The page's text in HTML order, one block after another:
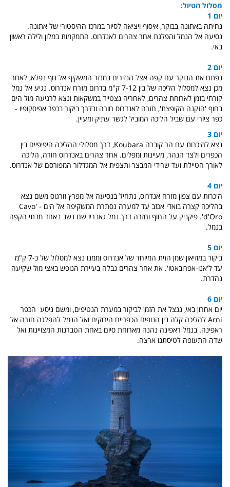
מסלול הטיול:
יום 1
נחיתה באתונה בבוקר, איסוף ויציאה לסיור במרכז ההיסטורי של אתונה.
נסיעה אל הנמל והפלגת אחר צהרים לאנדרוס. התמקמות במלון ולילה ראשון
באי.
יום 2
נפתח את הבוקר עם קפה אצל הנזירים במנזר המשקיף אל נוף נפלא, לאחר
מכן נצא למסלול הליכה של בין 7-12 ק"מ בדרום מזרח אנדרוס. נגיע אל נמל
קורתי בזמן לארוחת צהרים, לאחריה נצטייד במשקאות ונצא לרגיעה מול הים
בחוף 'הזקנה הקופצת', חזרה לאנדרוס חורה ובדרך ביקור בכפר אפיסקופיו -
כפר ציורי עם שביל הליכה המוביל לגשר עתיק ומעיין.
יום 3
נצא להיכרות עם הר קוברה Koubara, דרך מסלולי ההליכה היפיפיים בין
הכפרים ולצד הנהר, מעיינות ומפלים. אחר צהרים באנדרוס חורה, הליכה
לאורך הטיילת ועד שרידי המבצר ותצפית אל המגדלור המפורסם של אנדרוס.
יום 4
היכרות עם צפון מזרח אנדרוס, נתחיל בנסיעה אל מפרץ זורגוס משם נצא
בהליכה קצרה בואדי אכזב עד למערה נסתרת המשקיפה אל הים - 'Cavo
d'Oro'. פיקניק על החוף וחזרה דרך נמל גאבריו שם נשב באחד מבתי הקפה
בנמל.
יום 5
ביקור במוזיאון שמן הזית המיוחד של אנדרוס וממנו נצא למסלול של כ-7 ק"מ
עד ל'אנו-אפרובאטו'. את אחר צהרים נבלה בעיירת הנופש באצי מול שקיעה
נהדרת.
יום 6
יום אחרון באי, ננצל את הזמן לביקור במערת הנטיפים, ומשם ניסע הכפר
Arni להליכה קלה בין הנופים הכפריים הירוקים ואל הנמל להפלגה חזרה אל
ראפינה. בנמל ראפינה נהנה מארוחת סיום באחת הטברנות המצויינות ואל
שדה התעופה לטיסתנו ארצה.